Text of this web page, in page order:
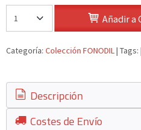
Añadir a
Categoría: Colección FONODIL| Tags: |
Descripción
Costes de Envío